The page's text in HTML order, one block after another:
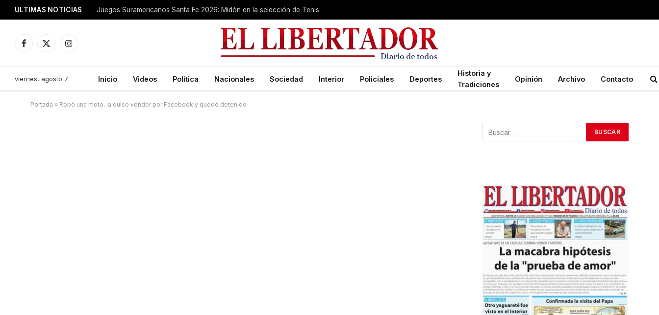
ULTIMAS NOTICIAS Juegos Suramericanos Santa Fe 2026: Midón en la selección de Tenis
Facebook
X
Instagram
viernes, agosto 7 Inicio Videos Política Nacionales Sociedad Interior Policiales Deportes
Historia y
Tradiciones
Opinión Archivo Contacto
Portada » Robó una moto, la quiso vender por Facebook y quedó detenido